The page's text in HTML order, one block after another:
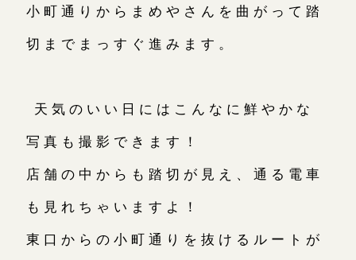
小町通りからまめやさんを曲がって踏
切までまっすぐ進みます。
天気のいい日にはこんなに鮮やかな
写真も撮影できます！
店舗の中からも踏切が見え、通る電車
も見れちゃいますよ！
東口からの小町通りを抜けるルートが